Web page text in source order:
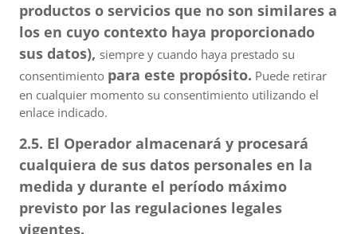
productos o servicios que no son similares a
los en cuyo contexto haya proporcionado
sus datos), siempre y cuando haya prestado su
consentimiento para este propósito. Puede retirar
en cualquier momento su consentimiento utilizando el
enlace indicado.
2.5. El Operador almacenará y procesará
cualquiera de sus datos personales en la
medida y durante el período máximo
previsto por las regulaciones legales
vigentes.